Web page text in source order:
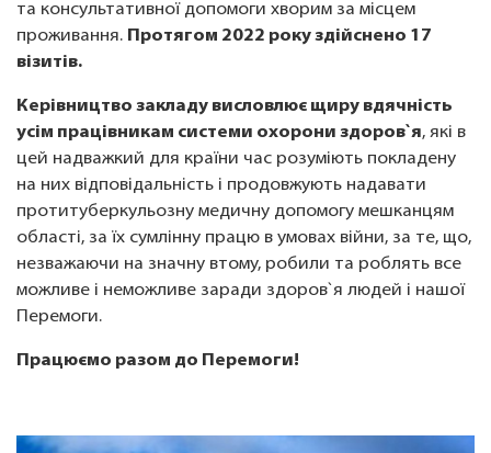
та консультативної допомоги хворим за місцем
проживання. Протягом 2022 року здійснено 17
візитів.
Керівництво закладу висловлює щиру вдячність
усім працівникам системи охорони здоров`я, які в
цей надважкий для країни час розуміють покладену
на них відповідальність і продовжують надавати
протитуберкульозну медичну допомогу мешканцям
області, за їх сумлінну працю в умовах війни, за те, що,
незважаючи на значну втому, робили та роблять все
можливе і неможливе заради здоров`я людей і нашої
Перемоги.
Працюємо разом до Перемоги!